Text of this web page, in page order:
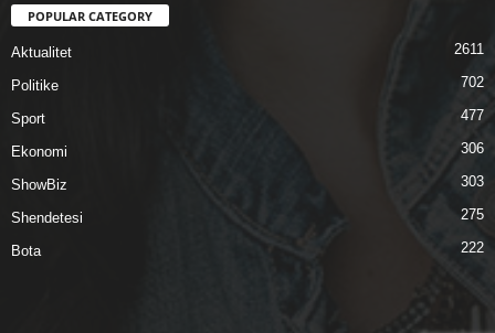
POPULAR CATEGORY
Aktualitet 2611
Politike 702
Sport 477
Ekonomi 306
ShowBiz 303
Shendetesi 275
Bota 222